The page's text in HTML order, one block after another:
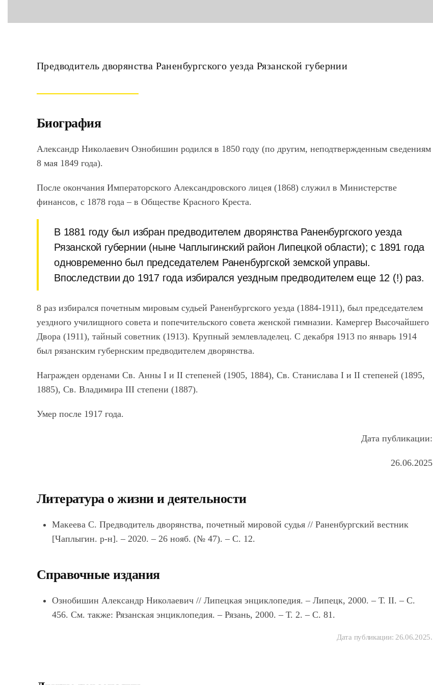
Предводитель дворянства Раненбургского уезда Рязанской губернии
Биография
Александр Николаевич Ознобишин родился в 1850 году (по другим, неподтвержденным сведениям
8 мая 1849 года).
После окончания Императорского Александровского лицея (1868) служил в Министерстве
финансов, с 1878 года – в Обществе Красного Креста.
В 1881 году был избран предводителем дворянства Раненбургского уезда
Рязанской губернии (ныне Чаплыгинский район Липецкой области); с 1891 года
одновременно был председателем Раненбургской земской управы.
Впоследствии до 1917 года избирался уездным предводителем еще 12 (!) раз.
8 раз избирался почетным мировым судьей Раненбургского уезда (1884-1911), был председателем
уездного училищного совета и попечительского совета женской гимназии. Камергер Высочайшего
Двора (1911), тайный советник (1913). Крупный землевладелец. С декабря 1913 по январь 1914
был рязанским губернским предводителем дворянства.
Награжден орденами Св. Анны I и II степеней (1905, 1884), Св. Станислава I и II степеней (1895,
1885), Св. Владимира III степени (1887).
Умер после 1917 года.
Дата публикации:
26.06.2025
Литература о жизни и деятельности
Макеева С. Предводитель дворянства, почетный мировой судья // Раненбургский вестник
[Чаплыгин. р-н]. – 2020. – 26 нояб. (№ 47). – С. 12.
Справочные издания
Ознобишин Александр Николаевич // Липецкая энциклопедия. – Липецк, 2000. – Т. II. – С.
456. См. также: Рязанская энциклопедия. – Рязань, 2000. – Т. 2. – С. 81.
Дата публикации: 26.06.2025.